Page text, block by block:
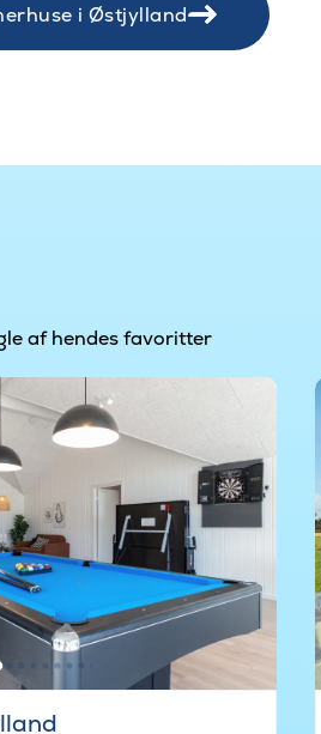
i Østjylland
af hendes favoritter